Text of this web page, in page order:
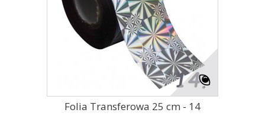
Folia Transferowa 25 cm - 14